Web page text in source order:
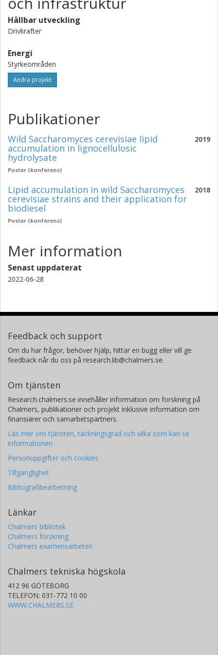
Hållbar utveckling
Drivkrafter
Energi
Styrkeområden
Andra projekt
Publikationer
2019
Wild Saccharomyces cerevisiae lipid
accumulation in lignocellulosic
hydrolysate
Poster (konferens)
2018
Lipid accumulation in wild Saccharomyces
cerevisiae strains and their application for
biodiesel
Poster (konferens)
Mer information
Senast uppdaterat
2022-06-28
Feedback och support
Om du har frågor, behöver hjälp, hittar en bugg eller vill ge
feedback når du oss på research.lib@chalmers.se.
Om tjänsten
Research.chalmers.se innehåller information om forskning på
Chalmers, publikationer och projekt inklusive information om
finansiärer och samarbetspartners.
Läs mer om tjänsten, täckningsgrad och vilka som kan se
informationen
Personuppgifter och cookies
Tillgänglighet
Bibliografibearbetning
Länkar
Chalmers bibliotek
Chalmers forskning
Chalmers examensarbeten
Chalmers tekniska högskola
412 96 GÖTEBORG
TELEFON: 031-772 10 00
WWW.CHALMERS.SE